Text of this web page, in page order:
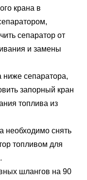
крана в
сепаратор от
и замены
ниже сепаратора,
запорный кран
топлива из
необходимо снять
топливом для
шлангов на 90